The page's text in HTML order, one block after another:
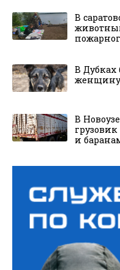
В
В Дубках
женщину.
В
и